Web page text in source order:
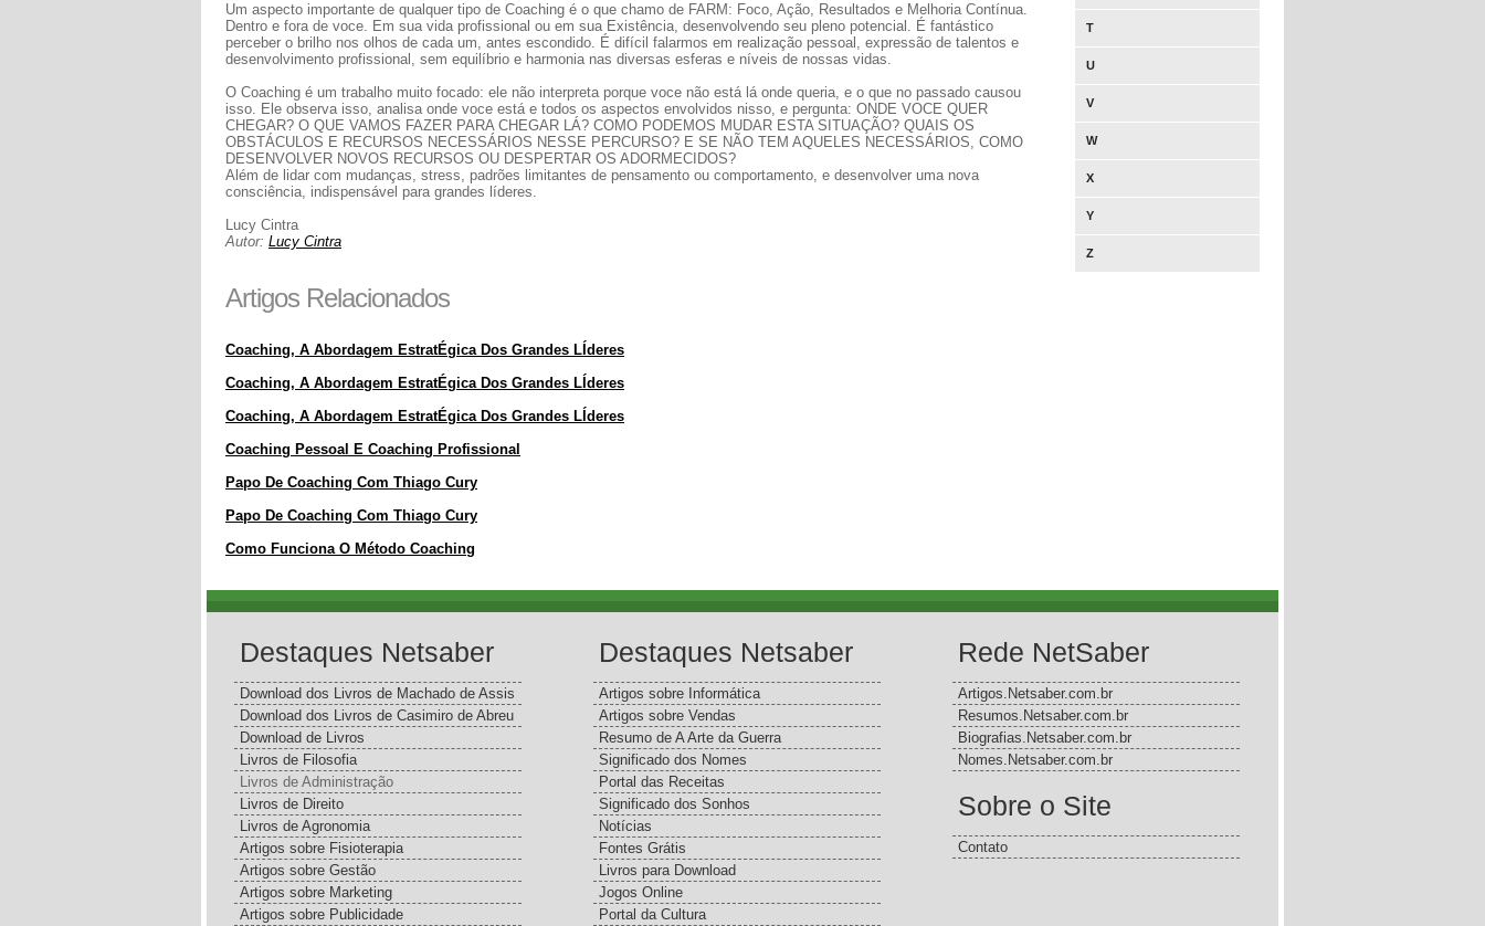
Um aspecto importante de qualquer tipo de Coaching é o que chamo de FARM: Foco, Ação, Resultados e Melhoria Contínua.
Dentro e fora de voce. Em sua vida profissional ou em sua Existência, desenvolvendo seu pleno potencial. É fantástico
perceber o brilho nos olhos de cada um, antes escondido. É difícil falarmos em realização pessoal, expressão de talentos e
desenvolvimento profissional, sem equilíbrio e harmonia nas diversas esferas e níveis de nossas vidas.
O Coaching é um trabalho muito focado: ele não interpreta porque voce não está lá onde queria, e o que no passado causou
isso. Ele observa isso, analisa onde voce está e todos os aspectos envolvidos nisso, e pergunta: ONDE VOCE QUER
CHEGAR? O QUE VAMOS FAZER PARA CHEGAR LÁ? COMO PODEMOS MUDAR ESTA SITUAÇÃO? QUAIS OS
OBSTÁCULOS E RECURSOS NECESSÁRIOS NESSE PERCURSO? E SE NÃO TEM AQUELES NECESSÁRIOS, COMO
DESENVOLVER NOVOS RECURSOS OU DESPERTAR OS ADORMECIDOS?
Além de lidar com mudanças, stress, padrões limitantes de pensamento ou comportamento, e desenvolver uma nova
consciência, indispensável para grandes líderes.
Lucy Cintra
Autor: Lucy Cintra
Artigos Relacionados
Coaching, A Abordagem EstratÉgica Dos Grandes LÍderes
Coaching, A Abordagem EstratÉgica Dos Grandes LÍderes
Coaching, A Abordagem EstratÉgica Dos Grandes LÍderes
Coaching Pessoal E Coaching Profissional
Papo De Coaching Com Thiago Cury
Papo De Coaching Com Thiago Cury
Como Funciona O Método Coaching
T
U
V
W
X
Y
Z
Destaques Netsaber
Download dos Livros de Machado de Assis
Download dos Livros de Casimiro de Abreu
Download de Livros
Livros de Filosofia
Livros de Administração
Livros de Direito
Livros de Agronomia
Artigos sobre Fisioterapia
Artigos sobre Gestão
Artigos sobre Marketing
Artigos sobre Publicidade
Destaques Netsaber
Artigos sobre Informática
Artigos sobre Vendas
Resumo de A Arte da Guerra
Significado dos Nomes
Portal das Receitas
Significado dos Sonhos
Notícias
Fontes Grátis
Livros para Download
Jogos Online
Portal da Cultura
Rede NetSaber
Artigos.Netsaber.com.br
Resumos.Netsaber.com.br
Biografias.Netsaber.com.br
Nomes.Netsaber.com.br
Sobre o Site
Contato